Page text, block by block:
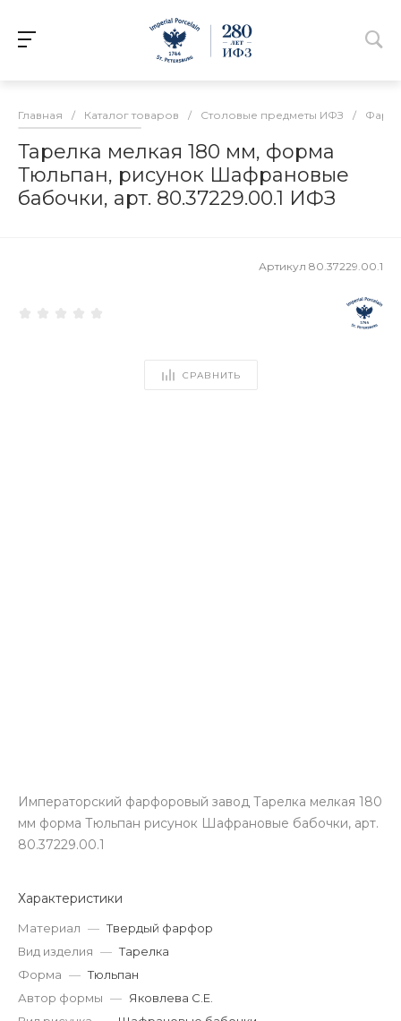
Главная / Каталог товаров / Столовые предметы ИФЗ /
Тарелка мелкая 180 мм, форма
Тюльпан, рисунок Шафрановые
бабочки, арт. 80.37229.00.1 ИФЗ
Артикул 80.37229.00.1
СРАВНИТЬ
Императорский фарфоровый завод Тарелка мелкая 180
мм форма Тюльпан рисунок Шафрановые бабочки, арт.
80.37229.00.1
Характеристики
Материал — Твердый фарфор
Вид изделия — Тарелка
Форма — Тюльпан
Автор формы — Яковлева С.Е.